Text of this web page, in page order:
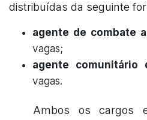
distribuídas da seguinte
agente de combate
vagas;
agente comunitário
vagas.
Ambos os cargos